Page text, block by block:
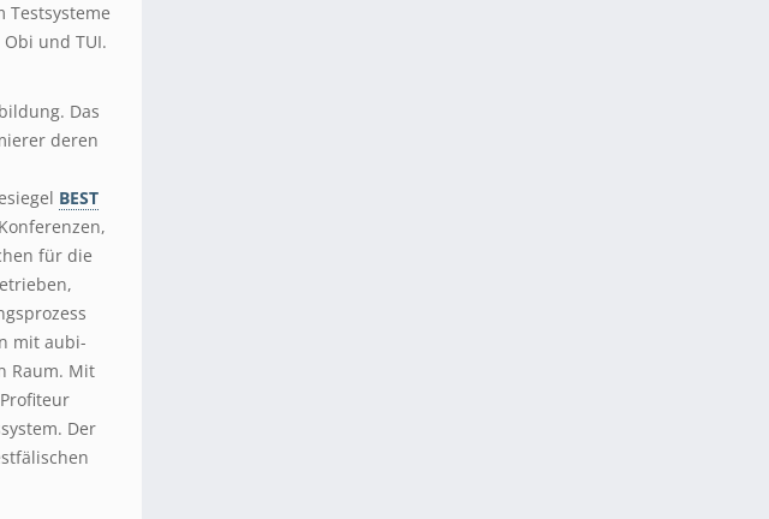
und TUI.
Das
deren
BEST
für die
mit aubi-
Raum. Mit
Der